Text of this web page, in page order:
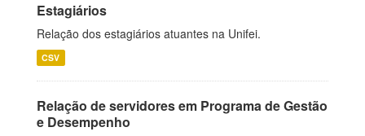
Estagiários
Relação dos estagiários atuantes na Unifei.
CSV
Relação de servidores em Programa de Gestão
e Desempenho